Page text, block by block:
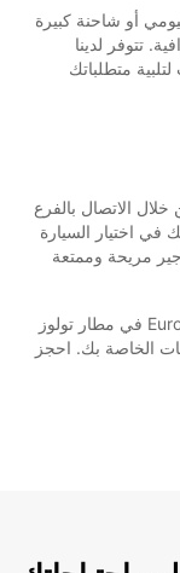
أو شاحنة كبيرة
تتوفر لدينا
متطلباتك
خلال الاتصال بالفرع
في اختيار السيارة
مريحة وممتعة
سواء كنت تخطط للسفر للعمل أو للمتعة، Europcar في مطار تولوز
الخاصة بك. احجز